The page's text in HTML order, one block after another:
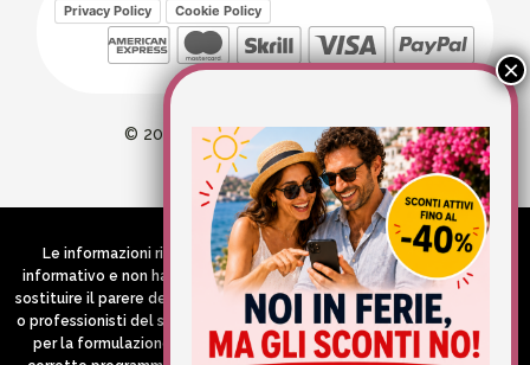
Privacy Policy Cookie Policy
© 2026 Wellvit All Rights Reserved
Credits: Aries comunica
Le informazioni riportate nel Sito hanno esclusivamente scopo
informativo e non hanno in alcun modo né la pretesa né l’obiettivo di
sostituire il parere del medico e/o specialista, di altri operatori sanitari
o professionisti del settore che devono in ogni caso essere contattati
per la formulazione di una diagnosi o l’indicazione di un eventuale